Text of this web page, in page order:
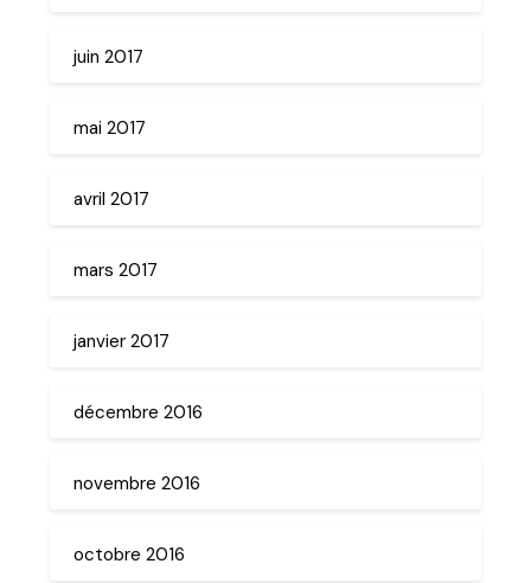
juin 2017
mai 2017
avril 2017
mars 2017
janvier 2017
décembre 2016
novembre 2016
octobre 2016